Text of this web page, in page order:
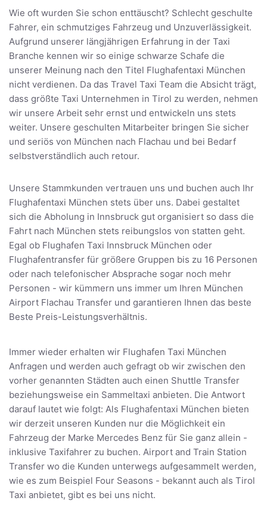
Wie oft wurden Sie schon enttäuscht? Schlecht geschulte
Fahrer, ein schmutziges Fahrzeug und Unzuverlässigkeit.
Aufgrund unserer längjährigen Erfahrung in der Taxi
Branche kennen wir so einige schwarze Schafe die
unserer Meinung nach den Titel Flughafentaxi München
nicht verdienen. Da das Travel Taxi Team die Absicht trägt,
dass größte Taxi Unternehmen in Tirol zu werden, nehmen
wir unsere Arbeit sehr ernst und entwickeln uns stets
weiter. Unsere geschulten Mitarbeiter bringen Sie sicher
und seriös von München nach Flachau und bei Bedarf
selbstverständlich auch retour.
Unsere Stammkunden vertrauen uns und buchen auch Ihr
Flughafentaxi München stets über uns. Dabei gestaltet
sich die Abholung in Innsbruck gut organisiert so dass die
Fahrt nach München stets reibungslos von statten geht.
Egal ob Flughafen Taxi Innsbruck München oder
Flughafentransfer für größere Gruppen bis zu 16 Personen
oder nach telefonischer Absprache sogar noch mehr
Personen - wir kümmern uns immer um Ihren München
Airport Flachau Transfer und garantieren Ihnen das beste
Beste Preis-Leistungsverhältnis.
Immer wieder erhalten wir Flughafen Taxi München
Anfragen und werden auch gefragt ob wir zwischen den
vorher genannten Städten auch einen Shuttle Transfer
beziehungsweise ein Sammeltaxi anbieten. Die Antwort
darauf lautet wie folgt: Als Flughafentaxi München bieten
wir derzeit unseren Kunden nur die Möglichkeit ein
Fahrzeug der Marke Mercedes Benz für Sie ganz allein -
inklusive Taxifahrer zu buchen. Airport and Train Station
Transfer wo die Kunden unterwegs aufgesammelt werden,
wie es zum Beispiel Four Seasons - bekannt auch als Tirol
Taxi anbietet, gibt es bei uns nicht.